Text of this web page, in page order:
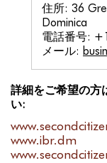
住所: 36
Dominica
電話番号:
メール:
詳細をご希望の方
い:
www.ibr.dm